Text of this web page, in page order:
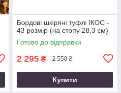
Бордові шкіряні туфлі ІКОС -
43 розмір (на стопу 28,3 см)
Готово до відправки
2 295 ₴ 2 550 ₴
Купити